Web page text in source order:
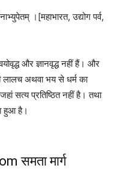
।[महाभारत, उद्योग पर्व,
और ज्ञानवृद्ध नहीं हैं। और
लालच अथवा भय से धर्म का
सत्य प्रतिष्ठित नहीं है। तथा
हुआ है।
समता मार्ग